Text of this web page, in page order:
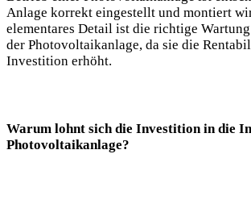
Anlage korrekt eingestellt und montiert
elementares Detail ist die richtige
der Photovoltaikanlage, da sie die
Investition erhöht.
Warum lohnt sich die Investition in die
Photovoltaikanlage?